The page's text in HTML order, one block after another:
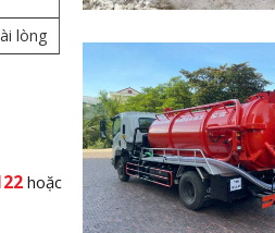
lòng
hoặc